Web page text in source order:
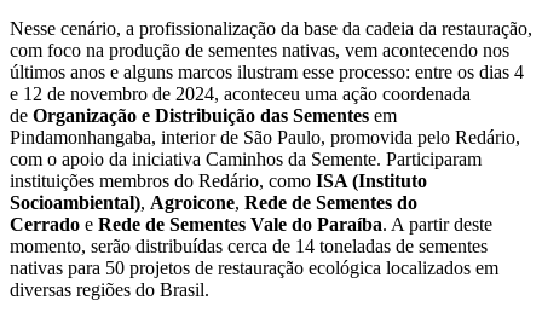
Nesse cenário, a profissionalização da base da cadeia da restauração,
com foco na produção de sementes nativas, vem acontecendo nos
últimos anos e alguns marcos ilustram esse processo: entre os dias 4
e 12 de novembro de 2024, aconteceu uma ação coordenada
de Organização e Distribuição das Sementes em
Pindamonhangaba, interior de São Paulo, promovida pelo Redário,
com o apoio da iniciativa Caminhos da Semente. Participaram
instituições membros do Redário, como ISA (Instituto
Socioambiental), Agroicone, Rede de Sementes do
Cerrado e Rede de Sementes Vale do Paraíba. A partir deste
momento, serão distribuídas cerca de 14 toneladas de sementes
nativas para 50 projetos de restauração ecológica localizados em
diversas regiões do Brasil.